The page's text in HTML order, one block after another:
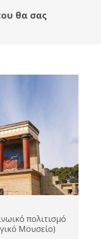
θα σας
πολιτισμό
Μουσείο)